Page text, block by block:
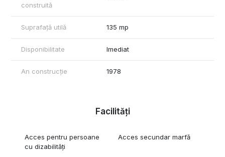
construită
Suprafață utilă 135 mp
Disponibilitate Imediat
An construcție 1978
Facilități
Acces pentru persoane
cu dizabilități
Acces secundar marfă